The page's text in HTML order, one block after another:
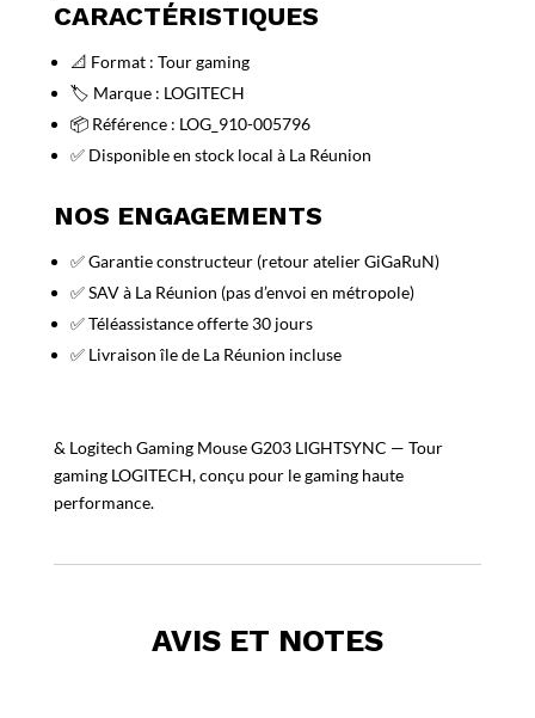
CARACTÉRISTIQUES
📐 Format : Tour gaming
🏷️ Marque : LOGITECH
📦 Référence : LOG_910-005796
✅ Disponible en stock local à La Réunion
NOS ENGAGEMENTS
✅ Garantie constructeur (retour atelier GiGaRuN)
✅ SAV à La Réunion (pas d’envoi en métropole)
✅ Téléassistance offerte 30 jours
✅ Livraison île de La Réunion incluse
& Logitech Gaming Mouse G203 LIGHTSYNC — Tour
gaming LOGITECH, conçu pour le gaming haute
performance.
AVIS ET NOTES